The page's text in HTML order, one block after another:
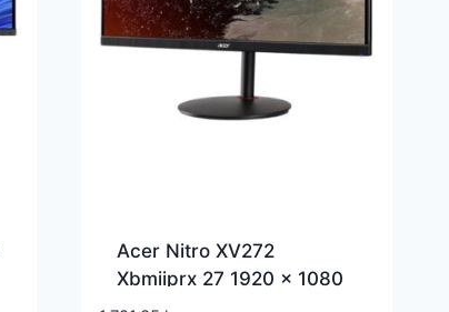
Acer Nitro XV272
Xbmiiprx 27 1920 x 1080
HDMI DisplayPort 240Hz